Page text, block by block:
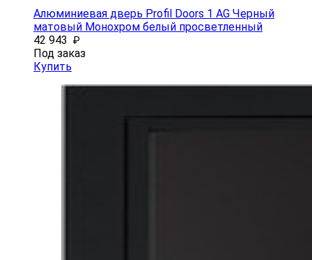
Алюминиевая дверь Profil Doors 1 AG Черный
матовый Монохром белый просветленный
42 943 ₽
Под заказ
Купить